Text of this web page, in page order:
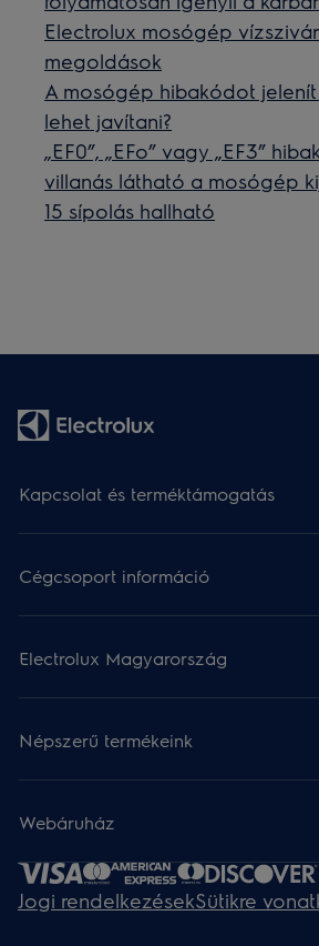
Electrolux mosógép
megoldások
A mosógép hibakódot
lehet javítani?
„EF0”, „EFo” vagy „EF3”
villanás látható a mosógép
15 sípolás hallható
Kapcsolat és terméktámogatás
Cégcsoport információ
Electrolux Magyarország
Népszerű termékeink
Webáruház​
Jogi rendelkezésekSütikre